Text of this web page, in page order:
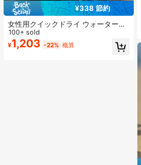
¥338 節約
女性用クイックドライ ウォータース
ポーツシューズ 1ペア、アウトドア
アクティビティやフィットネスに適
しています
100+ sold
¥1,203 -22% 概算